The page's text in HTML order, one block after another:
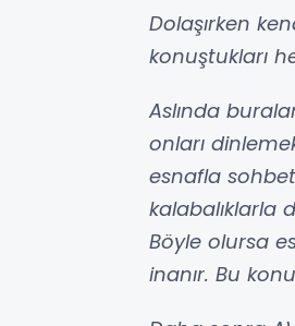
Dolaşırken
konuştukları
Aslında
onları
esnafla
kalabalıklarla
Böyle olursa
inanır. Bu